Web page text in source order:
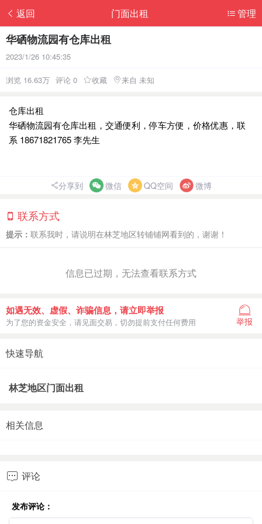
返回 管理
门面出租
华硒物流园有仓库出租
2023/1/26 10:45:35
浏览 16.63万 评论 0 收藏 来自 未知
仓库出租
华硒物流园有仓库出租，交通便利，停车方便，价格优惠，联
系️ 18671821765 李先生
分享到 微信 QQ空间 微博
联系方式
提示： 联系我时，请说明在林芝地区转铺铺网看到的，谢谢！
信息已过期，无法查看联系方式
如遇无效、虚假、诈骗信息，请立即举报
为了您的资金安全，请见面交易，切勿提前支付任何费用 举报
快速导航
林芝地区门面出租
相关信息
 评论
发布评论：